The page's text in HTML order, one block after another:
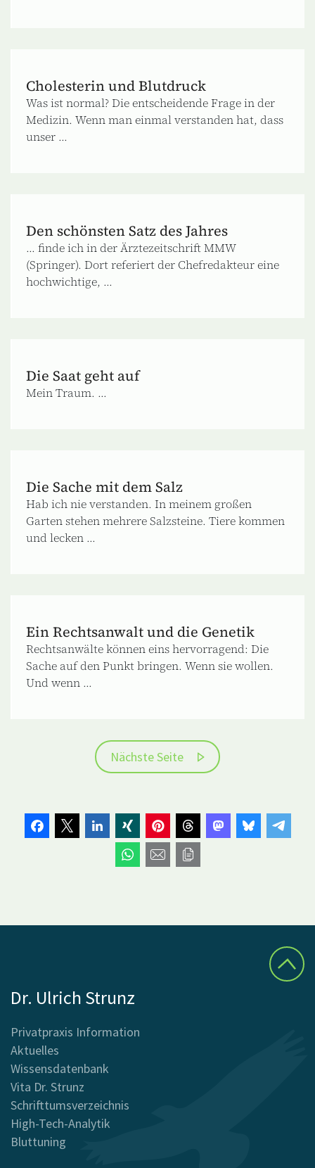
Cholesterin und Blutdruck
Was ist normal? Die entscheidende Frage in der
Medizin. Wenn man einmal verstanden hat, dass
unser ...
Den schönsten Satz des Jahres
... finde ich in der Ärztezeitschrift MMW
(Springer). Dort referiert der Chefredakteur eine
hochwichtige, ...
Die Saat geht auf
Mein Traum. ...
Die Sache mit dem Salz
Hab ich nie verstanden. In meinem großen
Garten stehen mehrere Salzsteine. Tiere kommen
und lecken ...
Ein Rechtsanwalt und die Genetik
Rechtsanwälte können eins hervorragend: Die
Sache auf den Punkt bringen. Wenn sie wollen.
Und wenn ...
Nächste Seite
Dr. Ulrich Strunz
Privatpraxis Information
Aktuelles
Wissensdatenbank
Vita Dr. Strunz
Schrifttumsverzeichnis
High-Tech-Analytik
Bluttuning